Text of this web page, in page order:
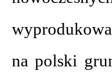
na polski